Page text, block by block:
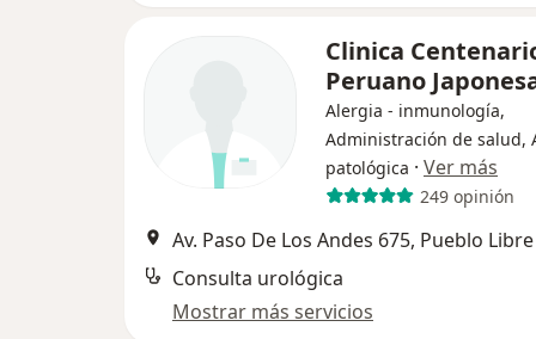
Clinica
Peruano
Alergia - inmunología,
Administración de salud,
patológica · Ver más
249 opinión
Av. Paso De Los Andes 675, Pueblo Libre
Consulta urológica
Mostrar más servicios